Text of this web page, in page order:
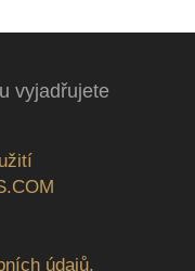
vyjadřujete
údajů.